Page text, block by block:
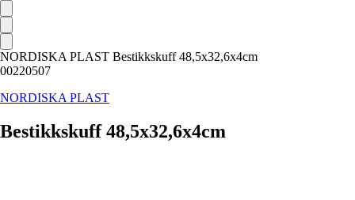
NORDISKA PLAST Bestikkskuff 48,5x32,6x4cm
00220507
NORDISKA PLAST
Bestikkskuff 48,5x32,6x4cm